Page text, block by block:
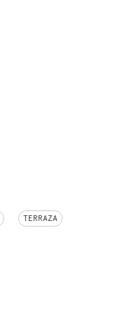
TERRAZA